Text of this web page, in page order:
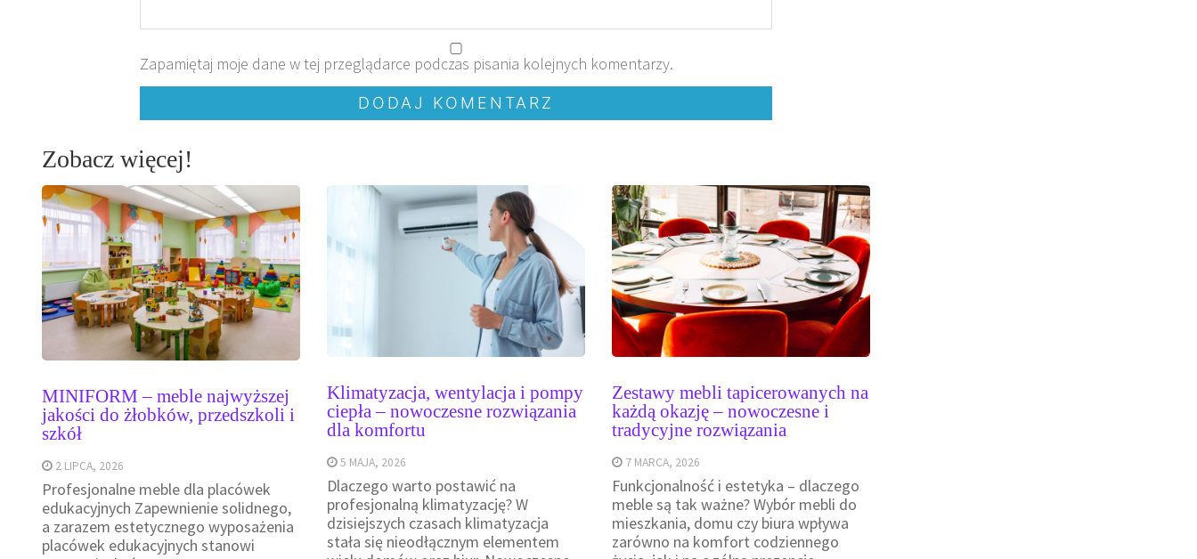
Zapamiętaj moje dane w tej przeglądarce podczas pisania kolejnych komentarzy.
Zobacz więcej!
MINIFORM – meble najwyższej
jakości do żłobków, przedszkoli i
szkół
2 LIPCA, 2026
Profesjonalne meble dla placówek
edukacyjnych Zapewnienie solidnego,
a zarazem estetycznego wyposażenia
placówek edukacyjnych stanowi
Klimatyzacja, wentylacja i pompy
ciepła – nowoczesne rozwiązania
dla komfortu
5 MAJA, 2026
Dlaczego warto postawić na
profesjonalną klimatyzację? W
dzisiejszych czasach klimatyzacja
stała się nieodłącznym elementem
Zestawy mebli tapicerowanych na
każdą okazję – nowoczesne i
tradycyjne rozwiązania
7 MARCA, 2026
Funkcjonalność i estetyka – dlaczego
meble są tak ważne? Wybór mebli do
mieszkania, domu czy biura wpływa
zarówno na komfort codziennego